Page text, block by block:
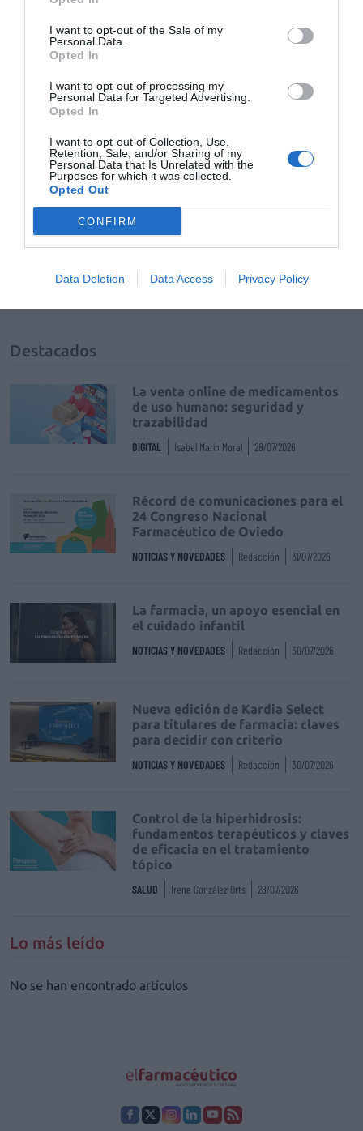
I want to opt-out of the Sale of my
Personal Data.
Opted In
I want to opt-out of processing my
Personal Data for Targeted Advertising.
Opted In
I want to opt-out of Collection, Use,
Retention, Sale, and/or Sharing of my
Personal Data that Is Unrelated with the
Purposes for which it was collected.
Opted Out
CONFIRM
Data Deletion Data Access Privacy Policy
medicamentos, principalmente antibióticos.
AñadirEl Farmacéutico
Mantente informado con las últimas noticias de actualidad.
ACTIVAR AHORA
monodosis Leire Pajín
ibuprofeno Grupo Ferrer
Destacados
La venta online de medicamentos
de uso humano: seguridad y
trazabilidad
DIGITAL Isabel Marín Moral 28/07/2026
Récord de comunicaciones para el
24 Congreso Nacional
Farmacéutico de Oviedo
NOTICIAS Y NOVEDADES Redacción 31/07/2026
La farmacia, un apoyo esencial en
el cuidado infantil
NOTICIAS Y NOVEDADES Redacción 30/07/2026
Nueva edición de Kardia Select
para titulares de farmacia: claves
para decidir con criterio
NOTICIAS Y NOVEDADES Redacción 30/07/2026
Control de la hiperhidrosis:
fundamentos terapéuticos y claves
de eficacia en el tratamiento
tópico
SALUD Irene González Orts 28/07/2026
Lo más leído
No se han encontrado artículos